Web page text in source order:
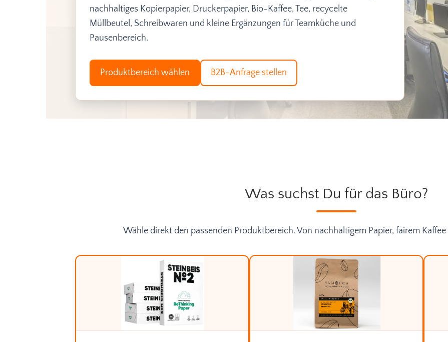
nachhaltiges Kopierpapier, Druckerpapier, Bio-Kaffee, Tee, recycelte
Müllbeutel, Schreibwaren und kleine Ergänzungen für Teamküche und
Pausenbereich.
Produktbereich wählen B2B-Anfrage stellen
Was suchst Du für das Büro?
Wähle direkt den passenden Produktbereich. Von nachhaltigem Papier, fairem